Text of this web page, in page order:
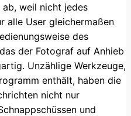
weil nicht jedes
alle User gleichermaßen
des
der Fotograf auf Anhieb
Unzählige Werkzeuge,
enthält, haben die
nicht nur
und